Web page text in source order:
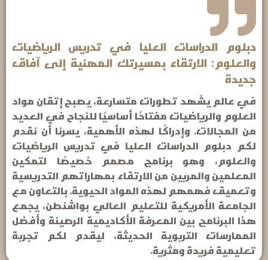
دبلوم الدراسات العليا في تدريس الرياضيات
والعلوم: الارتقاء بمسيرتك المهنية إلى آفاق
جديدة
في عالم يشهد تطورات متسارعة، يصبح إتقان مواد
العلوم والرياضيات مفتاحًا أساسيًا للنجاح في العديد
من المجالات. وإدراكًا لهذه الأهمية، يسرنا أن نقدم
لكم دبلوم الدراسات العليا في تدريس الرياضيات
والعلوم، وهو برنامج مصمم خصيصًا لتمكين
المعلمين والمربين من الارتقاء بمهاراتهم التدريسية
وتعميق فهمهم لهذه المواد الحيوية. بالتعاون مع
الجامعة الأمريكية للتعليم العالي بواشنطن، يجمع
هذا البرنامج بين المعرفة الأكاديمية الرصينة وأفضل
الممارسات التربوية الحديثة، ليقدم لكم تجربة
تعليمية فريدة ومثرية.